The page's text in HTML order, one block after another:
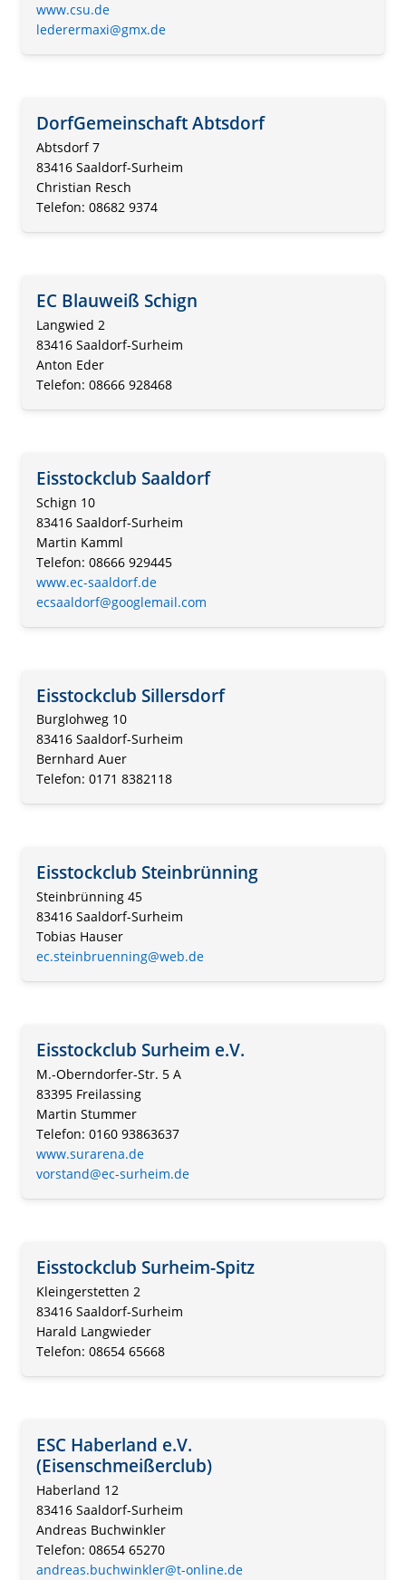
www.csu.de
lederermaxi@gmx.de
DorfGemeinschaft Abtsdorf
Abtsdorf 7
83416 Saaldorf-Surheim
Christian Resch
Telefon: 08682 9374
EC Blauweiß Schign
Langwied 2
83416 Saaldorf-Surheim
Anton Eder
Telefon: 08666 928468
Eisstockclub Saaldorf
Schign 10
83416 Saaldorf-Surheim
Martin Kamml
Telefon: 08666 929445
www.ec-saaldorf.de
ecsaaldorf@googlemail.com
Eisstockclub Sillersdorf
Burglohweg 10
83416 Saaldorf-Surheim
Bernhard Auer
Telefon: 0171 8382118
Eisstockclub Steinbrünning
Steinbrünning 45
83416 Saaldorf-Surheim
Tobias Hauser
ec.steinbruenning@web.de
Eisstockclub Surheim e.V.
M.-Oberndorfer-Str. 5 A
83395 Freilassing
Martin Stummer
Telefon: 0160 93863637
www.surarena.de
vorstand@ec-surheim.de
Eisstockclub Surheim-Spitz
Kleingerstetten 2
83416 Saaldorf-Surheim
Harald Langwieder
Telefon: 08654 65668
ESC Haberland e.V.
(Eisenschmeißerclub)
Haberland 12
83416 Saaldorf-Surheim
Andreas Buchwinkler
Telefon: 08654 65270
andreas.buchwinkler@t-online.de